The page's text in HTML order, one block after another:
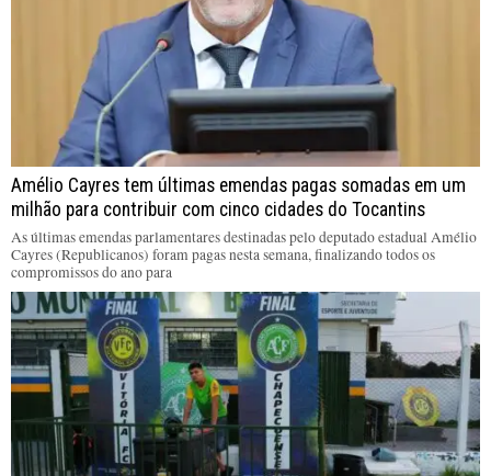
Amélio Cayres tem últimas emendas pagas somadas em um
milhão para contribuir com cinco cidades do Tocantins
As últimas emendas parlamentares destinadas pelo deputado estadual Amélio
Cayres (Republicanos) foram pagas nesta semana, finalizando todos os
compromissos do ano para